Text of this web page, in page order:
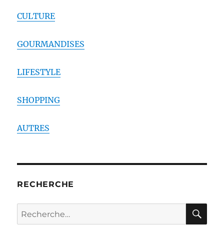
CULTURE
GOURMANDISES
LIFESTYLE
SHOPPING
AUTRES
RECHERCHE
Recherche
pour :